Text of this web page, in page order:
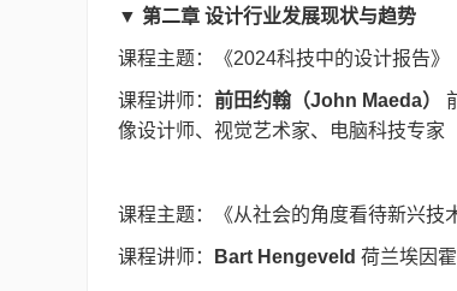
▼ 第二章 设计行业发展现状与趋势
课程主题：《2024科技中的设计报告》
课程讲师：前田约翰（John Maeda）
像设计师、视觉艺术家、电脑科技专家
课程主题：《从社会的角度看待新兴技
课程讲师： Bart Hengeveld 荷兰埃因